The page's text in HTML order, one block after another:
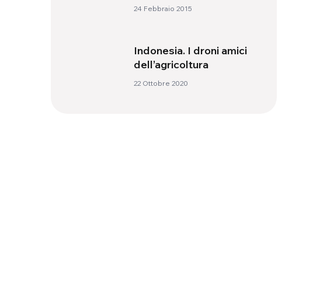
contro lo stupro e
24 Febbraio 2015
Indonesia. I droni amici
dell’agricoltura
22 Ottobre 2020